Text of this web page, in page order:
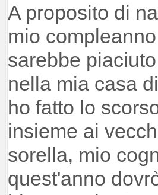
A proposito di
mio
sarebbe
nella mia casa
ho fatto lo
insieme ai
sorella, mio
quest'anno